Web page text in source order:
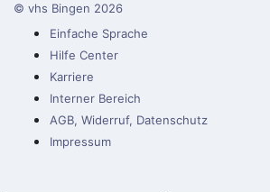
© vhs Bingen 2026
Einfache Sprache
Hilfe Center
Karriere
Interner Bereich
AGB, Widerruf, Datenschutz
Impressum